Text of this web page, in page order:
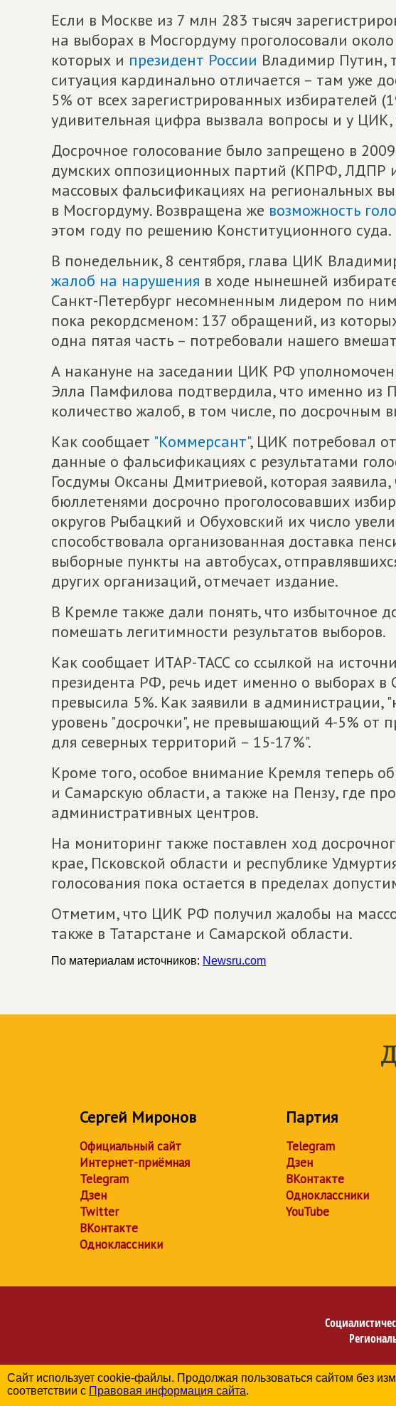
Если в Москве из 7 млн 283 тысяч
на выборах в Мосгордуму проголосовали
которых и президент России Владимир Путин,
ситуация кардинально отличается – там уже
5% от всех зарегистрированных избирателей
удивительная цифра вызвала вопросы и у ЦИК,
Досрочное голосование было запрещено в
думских оппозиционных партий (КПРФ,
массовых фальсификациях на региональных
в Мосгордуму. Возвращена же возможность
этом году по решению Конституционного суда.
В понедельник, 8 сентября, глава ЦИК
жалоб на нарушения в ходе нынешней
Санкт-Петербург несомненным лидером по
пока рекордсменом: 137 обращений, из
одна пятая часть – потребовали нашего
А накануне на заседании ЦИК РФ
Элла Памфилова подтвердила, что именно из
количество жалоб, в том числе, по досрочным
Как сообщает "Коммерсант", ЦИК потребовал
данные о фальсификациях с результатами
Госдумы Оксаны Дмитриевой, которая
бюллетенями досрочно проголосовавших
округов Рыбацкий и Обуховский их число
способствовала организованная доставка
выборные пункты на автобусах,
других организаций, отмечает издание.
В Кремле также дали понять, что избыточное
помешать легитимности результатов выборов.
Как сообщает ИТАР-ТАСС со ссылкой на
президента РФ, речь идет именно о выборах в
превысила 5%. Как заявили в администрации,
уровень "досрочки", не превышающий 4-5% от
для северных территорий – 15-17%".
Кроме того, особое внимание Кремля теперь
и Самарскую области, а также на Пензу, где
административных центров.
На мониторинг также поставлен ход
крае, Псковской области и республике
голосования пока остается в пределах
Отметим, что ЦИК РФ получил жалобы на
также в Татарстане и Самарской области.
По материалам источников: Newsru.com
Сергей Миронов
Официальный сайт
Интернет-приёмная
Telegram
Дзен
Twitter
ВКонтакте
Одноклассники
Партия
Telegram
Дзен
ВКонтакте
Одноклассники
YouTube
Политика
Сайт использует cookie-файлы. Продолжая пользоваться сайтом без
соответствии с Правовая информация сайта.